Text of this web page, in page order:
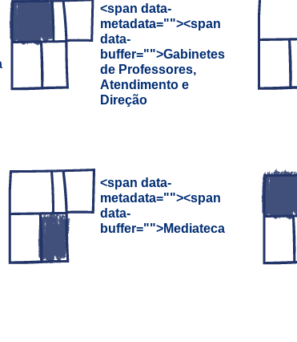
<span data-
metadata=""><span
data-
buffer="">Gabinetes
de Professores,
Atendimento e
Direção
<span data-
metadata=""><span
data-
buffer="">Mediateca